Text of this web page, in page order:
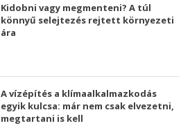
Kidobni vagy megmenteni? A túl
könnyű selejtezés rejtett környezeti
ára
A vízépítés a klímaalkalmazkodás
egyik kulcsa: már nem csak elvezetni,
megtartani is kell